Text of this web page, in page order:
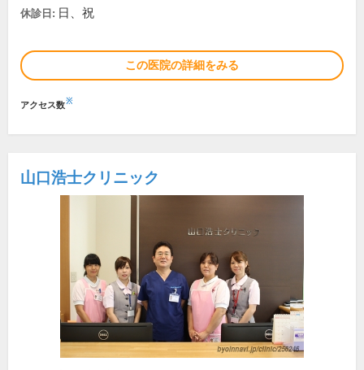
休診日: 日、祝
この医院の詳細をみる
アクセス数※
山口浩士クリニック